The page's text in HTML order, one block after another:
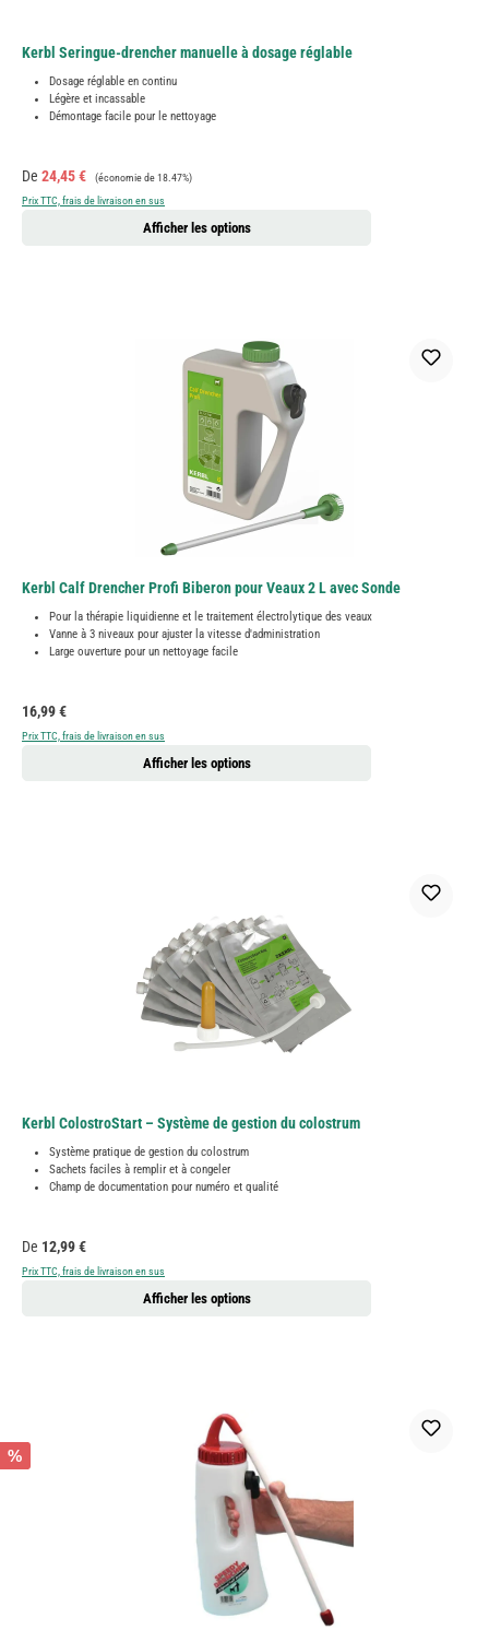
Kerbl Seringue-drencher manuelle à dosage réglable
Dosage réglable en continu
Légère et incassable
Démontage facile pour le nettoyage
Prix de vente :
De 24,45 € Prix régulier :
(économie de 18.47%)
Prix TTC, frais de livraison en sus
Afficher les options
Kerbl Calf Drencher Profi Biberon pour Veaux 2 L avec Sonde
Pour la thérapie liquidienne et le traitement électrolytique des veaux
Vanne à 3 niveaux pour ajuster la vitesse d'administration
Large ouverture pour un nettoyage facile
Prix régulier :
16,99 €
Prix TTC, frais de livraison en sus
Afficher les options
Kerbl ColostroStart – Système de gestion du colostrum
Système pratique de gestion du colostrum
Sachets faciles à remplir et à congeler
Champ de documentation pour numéro et qualité
Prix régulier :
De 12,99 €
Prix TTC, frais de livraison en sus
Afficher les options
%